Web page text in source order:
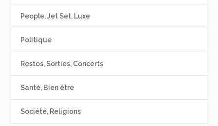
People, Jet Set, Luxe
Politique
Restos, Sorties, Concerts
Santé, Bien être
Société, Religions